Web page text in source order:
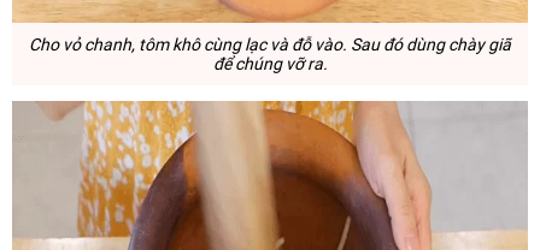
Cho vỏ chanh, tôm khô cùng lạc và đỗ vào. Sau đó dùng chày giã
để chúng vỡ ra.